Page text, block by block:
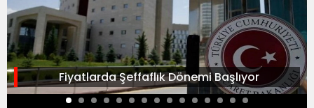
Fiyatlarda Şeffaflık Dönemi Başlıyor